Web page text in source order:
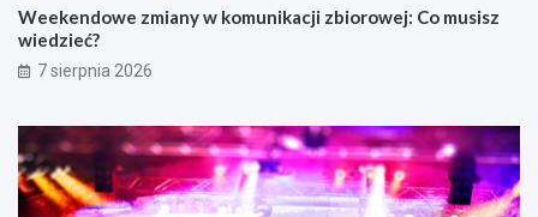
Weekendowe zmiany w komunikacji zbiorowej: Co musisz
wiedzieć?
7 sierpnia 2026